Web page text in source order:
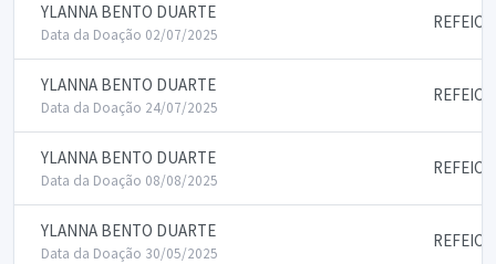
YLANNA BENTO DUARTE
Data da Doação 02/07/2025
YLANNA BENTO DUARTE
Data da Doação 24/07/2025
YLANNA BENTO DUARTE
Data da Doação 08/08/2025
YLANNA BENTO DUARTE
Data da Doação 30/05/2025